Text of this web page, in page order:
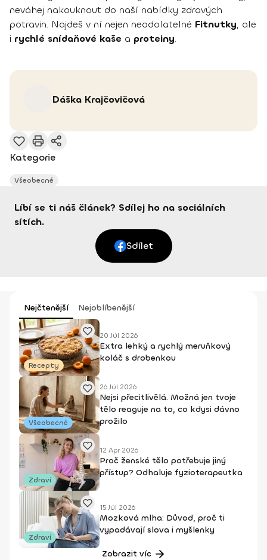
neváhej nakouknout do naší nabídky zdravých
potravin. Najdeš v ní nejen neodolatelné Fitnutky, ale
i rychlé snídaňové kaše a proteiny.
Dáška Krajčovičová
Kategorie
Všeobecné
Líbí se ti náš článek? Sdílej ho na sociálních
sítích.
Sdílet
Nejčtenější Nejoblíbenější
Recepty
20 Júl 2026
Extra lehký a rychlý meruňkový
koláč s drobenkou
Všeobecné
26 Júl 2026
Nejsi přecitlivělá. Možná jen tvoje
tělo reaguje na to, co kdysi dávno
prožilo
Zdraví
12 Apr 2026
Proč ženské tělo potřebuje jiný
přístup? Odhaluje fyzioterapeutka
Zdraví
15 Júl 2026
Mozková mlha: Důvod, proč ti
vypadávají slova i myšlenky
Zobrazit víc